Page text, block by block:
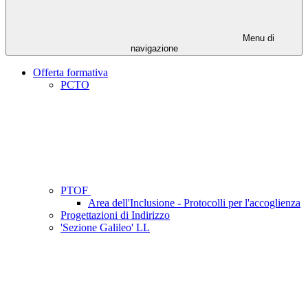
Menu di
navigazione
Offerta formativa
PCTO
PTOF
Area dell'Inclusione - Protocolli per l'accoglienza
Progettazioni di Indirizzo
'Sezione Galileo' LL